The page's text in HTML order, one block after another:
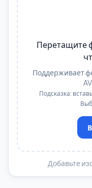
Перетащите
Поддерживает
Подсказка:
Добавьте